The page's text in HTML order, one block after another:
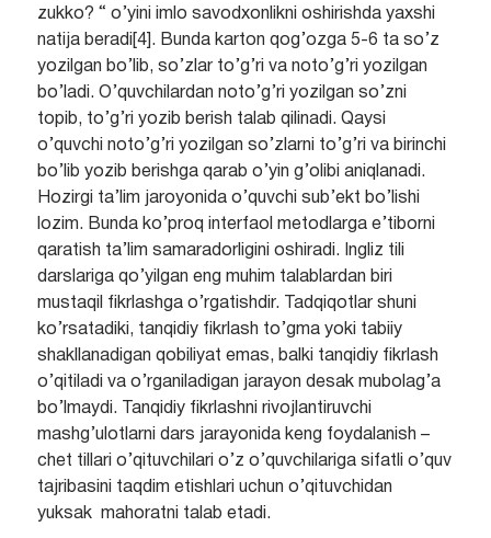
zukko? “ o’yini imlo savodxonlikni oshirishda yaxshi
natija beradi[4]. Bunda karton qog’ozga 5-6 ta so’z
yozilgan bo’lib, so’zlar to’g’ri va noto’g’ri yozilgan
bo’ladi. O’quvchilardan noto’g’ri yozilgan so’zni
topib, to’g’ri yozib berish talab qilinadi. Qaysi
o’quvchi noto’g’ri yozilgan so’zlarni to’g’ri va birinchi
bo’lib yozib berishga qarab o’yin g’olibi aniqlanadi.
Hozirgi ta’lim jaroyonida o’quvchi sub’ekt bo’lishi
lozim. Bunda ko’proq interfaol metodlarga e’tiborni
qaratish ta’lim samaradorligini oshiradi. Ingliz tili
darslariga qo’yilgan eng muhim talablardan biri
mustaqil fikrlashga o’rgatishdir. Tadqiqotlar shuni
ko’rsatadiki, tanqidiy fikrlash to’gma yoki tabiiy
shakllanadigan qobiliyat emas, balki tanqidiy fikrlash
o’qitiladi va o’rganiladigan jarayon desak mubolag’a
bo’lmaydi. Tanqidiy fikrlashni rivojlantiruvchi
mashg’ulotlarni dars jarayonida keng foydalanish –
chet tillari o’qituvchilari o’z o’quvchilariga sifatli o’quv
tajribasini taqdim etishlari uchun o’qituvchidan
yuksak mahoratni talab etadi.